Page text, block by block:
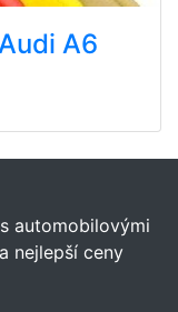
A6
automobilovými
nejlepší ceny